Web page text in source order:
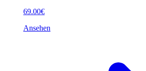
69.00€
Ansehen